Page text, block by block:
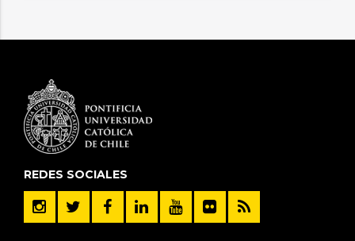
REDES SOCIALES